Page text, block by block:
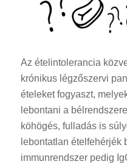
Az ételintolerancia
krónikus légzőszervi
ételeket fogyaszt,
lebontani a
köhögés, fulladás is
lebontatlan ételfehérjék
immunrendszer pedig